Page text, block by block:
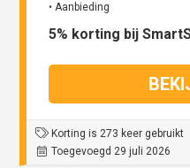
• Aanbieding
5% korting bij
Korting is 273 keer gebruikt
Toegevoegd 29 juli 2026